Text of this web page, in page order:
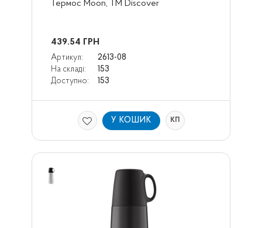
Термос Moon, ТМ Discover
439.54 ГРН
Артикул:
2613-08
На складі:
153
Доступно:
153
У КОШИК КП